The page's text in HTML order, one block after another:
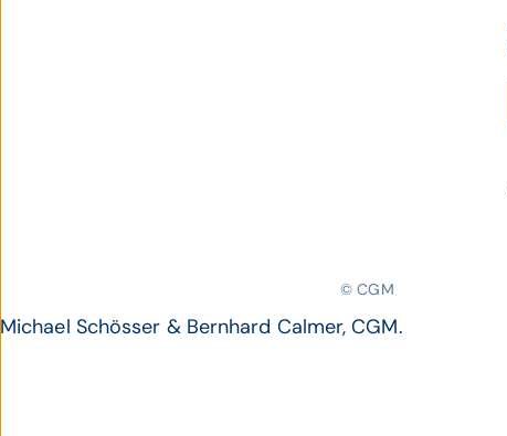
© CGM
Michael Schösser & Bernhard Calmer, CGM.